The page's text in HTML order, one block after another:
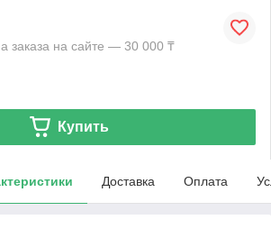
заказа на сайте — 30 000 ₸
Купить
Доставка Оплата